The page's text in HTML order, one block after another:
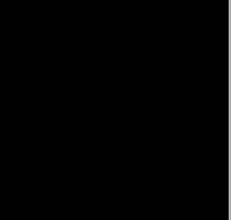
Imitación de la